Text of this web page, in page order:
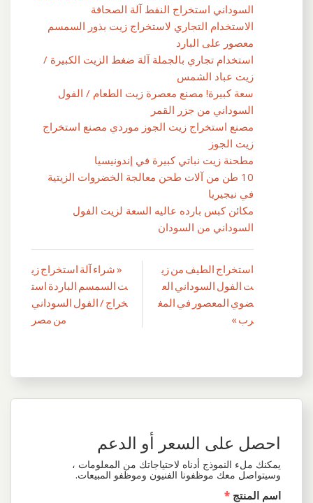
السوداني استخراج النفط آلة الصحافة
الاستخدام التجاري لاستخراج زيت بذور السمسم
معصور على البارد
استخدام تجاري بالجملة آلة ضغط الزيت الكبيرة /
زيت عباد الشمس
سعة كبيرة! مصنع معصرة زيت الطعام / الفول
السوداني من جزر القمر
مصنع استخراج زيت الجوز موردي مصنع استخراج
زيت الجوز
مطحنة زيت نباتي كبيرة في إندونيسيا
10 طن من آلات طحن معالجة الخضروات الزيتية
في نيجيريا
مكائن ​​كبس بارده عاليه السعة لزيت الفول
السوداني من السودان
تصفّح
المقالات
« شراء آلة استخراج زي
ت السمسم الباردة است
خراج / الفول السوداني
من مصر
استخراج الطيف من زي
ت الفول السوداني الع
ضوي المعصور في المغ
رب »
احصل على السعر أو الدعم
يمكنك ملء النموذج أدناه لاحتياجاتك من المعلومات ،
وسيتواصل معك موظفونا الفنيون وموظفو المبيعات.
اسم المنتج *